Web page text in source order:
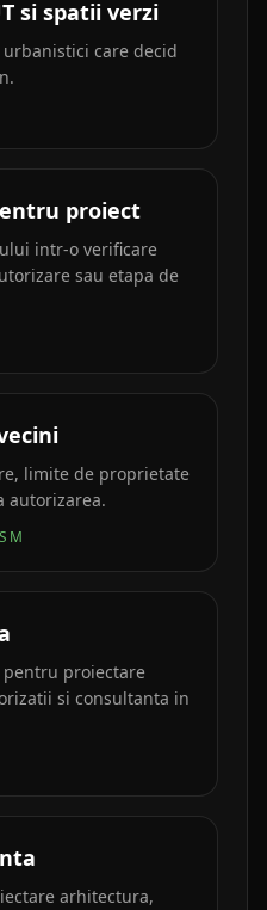
si spatii verzi
care decid
proiect
intr-o verificare
sau etapa de
limite de proprietate
autorizarea.
pentru proiectare
si consultanta in
arhitectura,